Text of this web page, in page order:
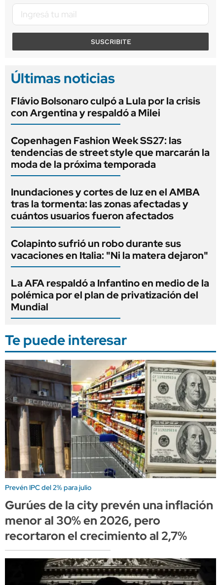
SUSCRIBITE
Últimas noticias
Flávio Bolsonaro culpó a Lula por la crisis
con Argentina y respaldó a Milei
Copenhagen Fashion Week SS27: las
tendencias de street style que marcarán la
moda de la próxima temporada
Inundaciones y cortes de luz en el AMBA
tras la tormenta: las zonas afectadas y
cuántos usuarios fueron afectados
Colapinto sufrió un robo durante sus
vacaciones en Italia: "Ni la matera dejaron"
La AFA respaldó a Infantino en medio de la
polémica por el plan de privatización del
Mundial
Te puede interesar
Prevén IPC del 2% para julio
Gurúes de la city prevén una inflación
menor al 30% en 2026, pero
recortaron el crecimiento al 2,7%